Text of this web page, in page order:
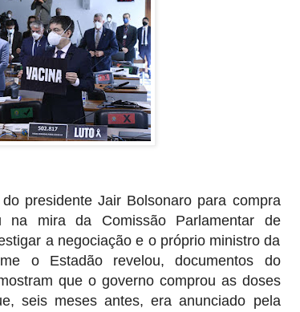
presidente Jair Bolsonaro para compra
na mira da Comissão Parlamentar de
a negociação e o próprio ministro da
o Estadão revelou, documentos do
que o governo comprou as doses
seis meses antes, era anunciado pela